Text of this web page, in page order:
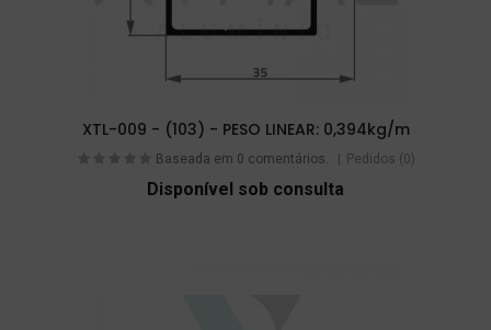
XTL-009 - (103) - PESO LINEAR: 0,394kg/m
Baseada em 0 comentários. Pedidos (0)
Disponível sob consulta